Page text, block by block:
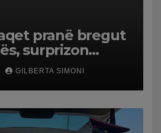
pranë bregut
surprizon
banorët
GILBERTA SIMONI